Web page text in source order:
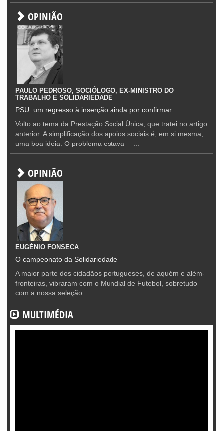
OPINIÃO
PAULO PEDROSO, SOCIÓLOGO, EX-MINISTRO DO
TRABALHO E SOLIDARIEDADE
PSU: um regresso à inserção ainda por confirmar
Volto ao tema da Prestação Social Única, que tratei no artigo
anterior. A simplificação dos apoios sociais é, em si mesma,
uma boa ideia. O problema estava —...
OPINIÃO
EUGÉNIO FONSECA
O campeonato da Solidariedade
A maior parte dos cidadãos portugueses, de aquém e além-
fronteiras, vibraram com o Mundial de Futebol, sobretudo
com a nossa seleção.
MULTIMÉDIA